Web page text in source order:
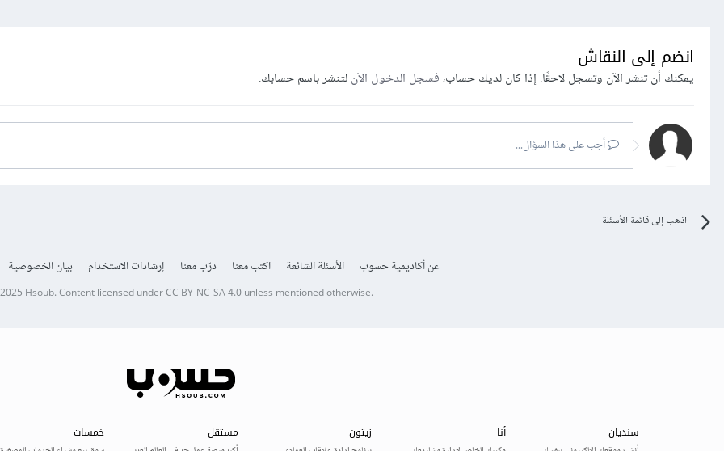
انضم إلى النقاش
يمكنك أن تنشر الآن وتسجل لاحقًا. إذا كان لديك حساب،فسجل الدخول الآنلتنشر باسم حسابك.
أجب على هذا السؤال...
اذهب إلى قائمة الأسئلة
عن أكاديمية حسوب الأسئلة الشائعة اكتب معنا درّب معنا إرشادات الاستخدام بيان الخصوصية
Hsoub.Content licensed underCC BY-NC-SA 4.0unless mentioned otherwise.